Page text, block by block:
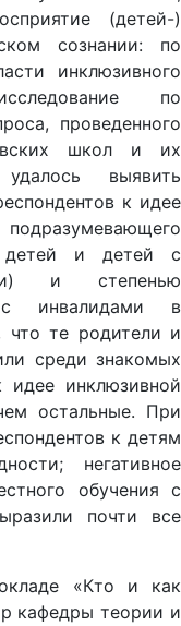
(детей-)
сознании: по
инклюзивного
по
проведенного
школ и их
выявить
к идее
детей и детей с
и степенью
инвалидами в
что те родители и
среди знакомых
идее инклюзивной
остальные. При
к детям
негативное
обучения с
почти все
«Кто и как
кафедры теории и